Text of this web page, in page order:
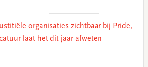
organisaties zichtbaar bij Pride,
laat het dit jaar afweten